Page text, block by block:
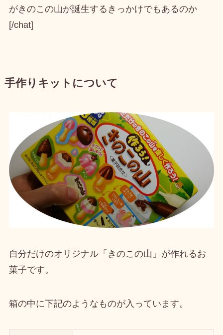
がきのこの山が誕生するきっかけでもあるのか
[/chat]
手作りキットについて
自分だけのオリジナル「きのこの山」が作れるお
菓子です。
箱の中に下記のようなものが入っています。